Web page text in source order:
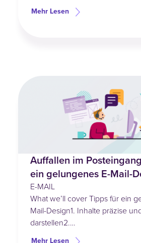
Mehr Lesen
Auffallen im
ein gelungenes E-Mail-
E-MAIL
What we’ll cover Tipps für ein
Mail-Design1. Inhalte präzise
darstellen2.…